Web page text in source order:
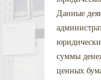
Данные
суммы
ценных